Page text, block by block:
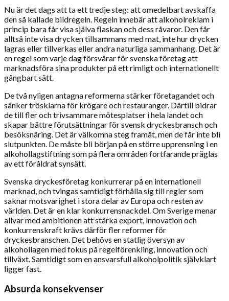
Nu är det dags att ta ett tredje steg: att omedelbart avskaffa
den så kallade bildregeln. Regeln innebär att alkoholreklam i
princip bara får visa själva flaskan och dess råvaror. Den får
alltså inte visa drycken tillsammans med mat, inte hur drycken
lagras eller tillverkas eller andra naturliga sammanhang. Det är
en regel som varje dag försvårar för svenska företag att
marknadsföra sina produkter på ett rimligt och internationellt
gångbart sätt.
De två nyligen antagna reformerna stärker företagandet och
sänker trösklarna för krögare och restauranger. Därtill bidrar
de till fler och trivsammare mötesplatser i hela landet och
skapar bättre förutsättningar för svensk dryckesbransch och
besöksnäring. Det är välkomna steg framåt, men de får inte bli
slutpunkten. De måste bli början på en större upprensning i en
alkohollagstiftning som på flera områden fortfarande präglas
av ett föråldrat synsätt.
Svenska dryckesföretag konkurrerar på en internationell
marknad, och tvingas samtidigt förhålla sig till regler som
saknar motsvarighet i stora delar av Europa och resten av
världen. Det är en klar konkurrensnackdel. Om Sverige menar
allvar med ambitionen att stärka export, innovation och
konkurrenskraft krävs därför fler reformer för
dryckesbranschen. Det behövs en statlig översyn av
alkohollagen med fokus på regelförenkling, innovation och
tillväxt. Samtidigt som en ansvarsfull alkoholpolitik självklart
ligger fast.
Absurda konsekvenser